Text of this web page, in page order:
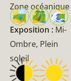
Zone océanique
Exposition : Mi-
Ombre, Plein
soleil